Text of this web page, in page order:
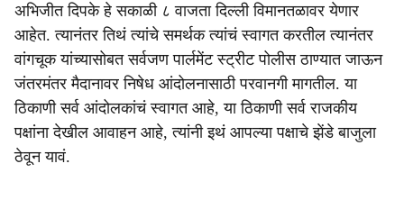
अभिजीत दिपके हे सकाळी ८ वाजता दिल्ली विमानतळावर येणार
आहेत. त्यानंतर तिथं त्यांचे समर्थक त्यांचं स्वागत करतील त्यानंतर
वांगचूक यांच्यासोबत सर्वजण पार्लमेंट स्ट्रीट पोलीस ठाण्यात जाऊन
जंतरमंतर मैदानावर निषेध आंदोलनासाठी परवानगी मागतील. या
ठिकाणी सर्व आंदोलकांचं स्वागत आहे, या ठिकाणी सर्व राजकीय
पक्षांना देखील आवाहन आहे, त्यांनी इथं आपल्या पक्षाचे झेंडे बाजुला
ठेवून यावं.